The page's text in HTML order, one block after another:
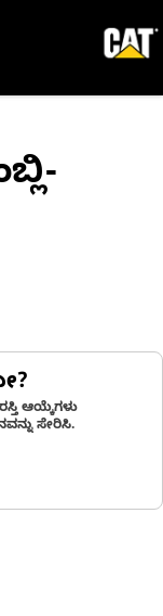
ಆಯ್ಕೆಗಳು
ಸೇರಿಸಿ.